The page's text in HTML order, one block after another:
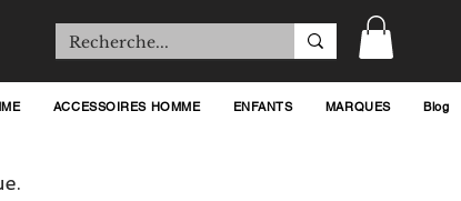
ACCESSOIRES HOMME ENFANTS MARQUES Blog